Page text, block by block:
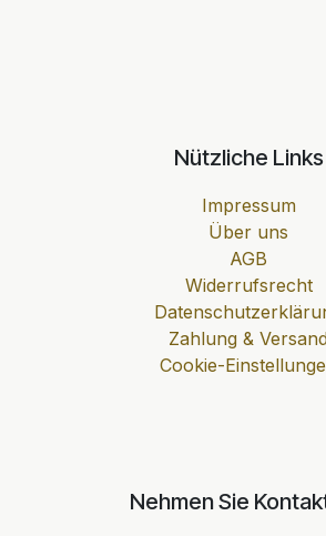
Nützliche Links
Impressum
Über uns
AGB
Widerrufsrecht
Zahlung &
Cookie-
Nehmen Sie